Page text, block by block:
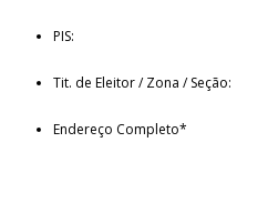
PIS:
Tit. de Eleitor / Zona / Seção:
Endereço Completo*